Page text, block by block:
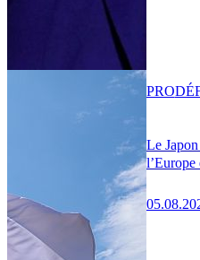
Le
l’Europe
PRO